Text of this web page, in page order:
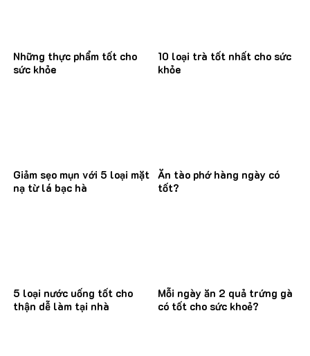
Những thực phẩm tốt cho
sức khỏe
10 loại trà tốt nhất cho sức
khỏe
Giảm sẹo mụn với 5 loại mặt
nạ từ lá bạc hà
Ăn tào phớ hàng ngày có
tốt?
5 loại nước uống tốt cho
thận dễ làm tại nhà
Mỗi ngày ăn 2 quả trứng gà
có tốt cho sức khoẻ?